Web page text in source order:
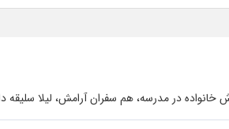
در مدرسه، هم سفران آرامش، لیلا سلیقه